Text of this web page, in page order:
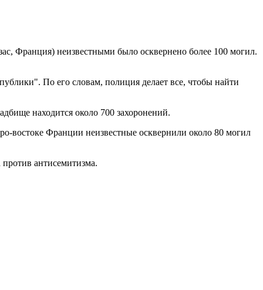
Франция) неизвестными было осквернено более 100 могил.
По его словам, полиция делает все, чтобы найти
находится около 700 захоронений.
востоке Франции неизвестные осквернили около 80 могил
антисемитизма.